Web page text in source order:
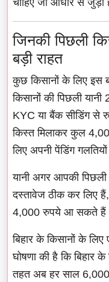
जिनकी पिछली
बड़ी राहत
कुछ किसानों के लिए इस
किसानों की पिछली
KYC या बैंक सीडिंग से
किस्त मिलाकर कुल
लिए अपनी पेंडिंग गलतियों
यानी अगर आपकी
दस्तावेज ठीक कर लिए
4,000 रुपये आ सकते हैं।
बिहार के किसानों के
घोषणा की है कि बिहार
तहत अब हर साल